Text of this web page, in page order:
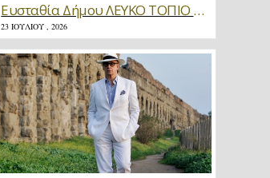
Ευσταθία Δήμου ΛΕΥΚΟ ΤΟΠΙΟ * Κριτική
23 ΙΟΥΛΊΟΥ , 2026